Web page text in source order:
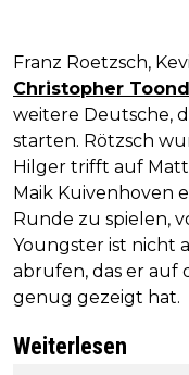
Franz Roetzsch,
Christopher
weitere Deutsche,
starten. Rötzsch
Hilger trifft auf
Maik Kuivenhoven
Runde zu spielen,
Youngster ist nicht
abrufen, das er auf
genug gezeigt hat.
Weiterlesen